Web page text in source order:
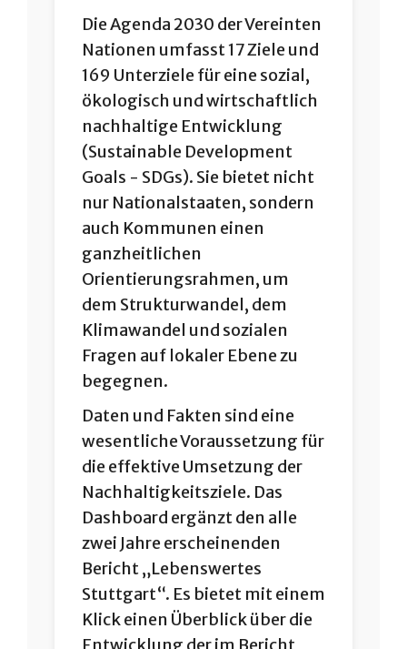
Die Agenda 2030 der Vereinten
Nationen umfasst 17 Ziele und
169 Unterziele für eine sozial,
ökologisch und wirtschaftlich
nachhaltige Entwicklung
(Sustainable Development
Goals - SDGs). Sie bietet nicht
nur Nationalstaaten, sondern
auch Kommunen einen
ganzheitlichen
Orientierungsrahmen, um
dem Strukturwandel, dem
Klimawandel und sozialen
Fragen auf lokaler Ebene zu
begegnen.
Daten und Fakten sind eine
wesentliche Voraussetzung für
die effektive Umsetzung der
Nachhaltigkeitsziele. Das
Dashboard ergänzt den alle
zwei Jahre erscheinenden
Bericht „Lebenswertes
Stuttgart“. Es bietet mit einem
Klick einen Überblick über die